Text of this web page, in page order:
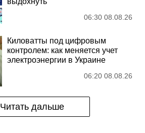
06:30 08.08.26
Киловатты под цифровым
контролем: как меняется учет
электроэнергии в Украине
06:20 08.08.26
Читать дальше